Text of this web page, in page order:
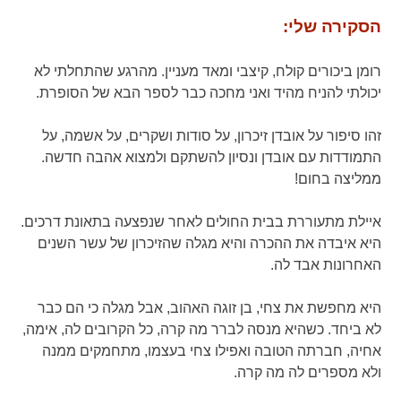
הסקירה שלי:
רומן ביכורים קולח, קיצבי ומאד מעניין. מהרגע שהתחלתי לא
יכולתי להניח מהיד ואני מחכה כבר לספר הבא של הסופרת.
זהו סיפור על אובדן זיכרון, על סודות ושקרים, על אשמה, על
התמודדות עם אובדן ונסיון להשתקם ולמצוא אהבה חדשה.
ממליצה בחום!
איילת מתעוררת בבית החולים לאחר שנפצעה בתאונת דרכים.
היא איבדה את ההכרה והיא מגלה שהזיכרון של עשר השנים
האחרונות אבד לה.
היא מחפשת את צחי, בן זוגה האהוב, אבל מגלה כי הם כבר
לא ביחד. כשהיא מנסה לברר מה קרה, כל הקרובים לה, אימה,
אחיה, חברתה הטובה ואפילו צחי בעצמו, מתחמקים ממנה
ולא מספרים לה מה קרה.